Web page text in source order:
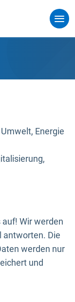
Energie
Wir werden
antworten. Die
werden nur
und